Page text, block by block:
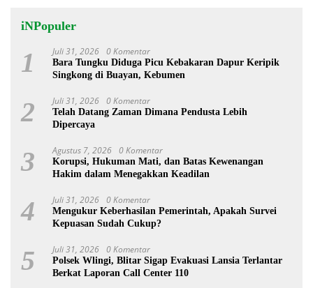
iNPopuler
1 Juli 31, 2026 0 Komentar
Bara Tungku Diduga Picu Kebakaran Dapur Keripik
Singkong di Buayan, Kebumen
2 Juli 31, 2026 0 Komentar
Telah Datang Zaman Dimana Pendusta Lebih
Dipercaya
3 Agustus 7, 2026 0 Komentar
Korupsi, Hukuman Mati, dan Batas Kewenangan
Hakim dalam Menegakkan Keadilan
4 Juli 31, 2026 0 Komentar
Mengukur Keberhasilan Pemerintah, Apakah Survei
Kepuasan Sudah Cukup?
5 Juli 31, 2026 0 Komentar
Polsek Wlingi, Blitar Sigap Evakuasi Lansia Terlantar
Berkat Laporan Call Center 110